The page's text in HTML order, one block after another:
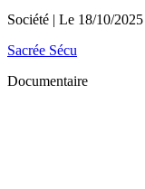
Société | Le 18/10/2025
Sacrée Sécu
Documentaire